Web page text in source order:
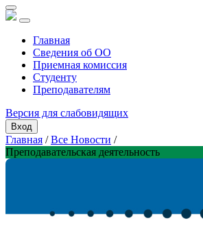
Главная
Сведения об ОО
Приемная комиссия
Студенту
Преподавателям
Версия для слабовидящих
Вход
Главная /Все Новости /
Преподавательская деятельность